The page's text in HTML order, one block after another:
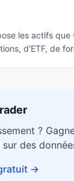
les actifs que
d'ETF, de
?
des
→